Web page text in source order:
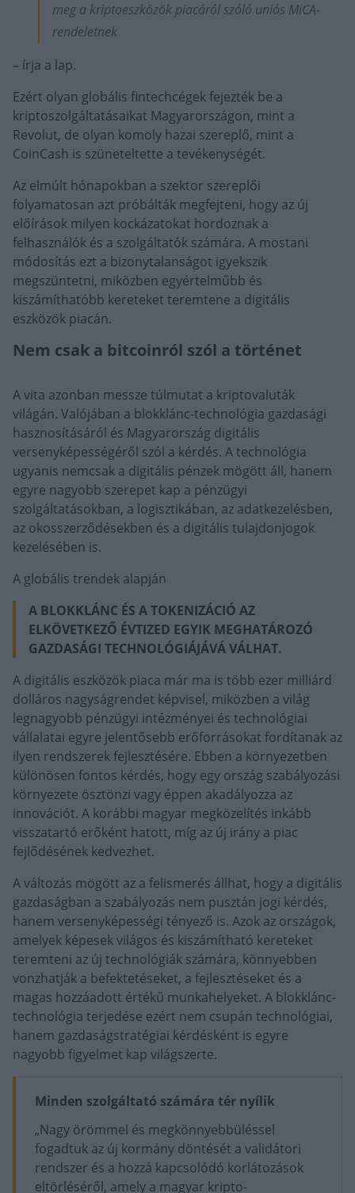
meg a kriptoeszközök piacáról szóló uniós MiCA-
rendeletnek
– írja a lap.
Ezért olyan globális fintechcégek fejezték be a
kriptoszolgáltatásaikat Magyarországon, mint a
Revolut, de olyan komoly hazai szereplő, mint a
CoinCash is szüneteltette a tevékenységét.
Az elmúlt hónapokban a szektor szereplői
folyamatosan azt próbálták megfejteni, hogy az új
előírások milyen kockázatokat hordoznak a
felhasználók és a szolgáltatók számára. A mostani
módosítás ezt a bizonytalanságot igyekszik
megszüntetni, miközben egyértelműbb és
kiszámíthatóbb kereteket teremtene a digitális
eszközök piacán.
Nem csak a bitcoinról szól a történet
A vita azonban messze túlmutat a kriptovaluták
világán. Valójában a blokklánc-technológia gazdasági
hasznosításáról és Magyarország digitális
versenyképességéről szól a kérdés. A technológia
ugyanis nemcsak a digitális pénzek mögött áll, hanem
egyre nagyobb szerepet kap a pénzügyi
szolgáltatásokban, a logisztikában, az adatkezelésben,
az okosszerződésekben és a digitális tulajdonjogok
kezelésében is.
A globális trendek alapján
A BLOKKLÁNC ÉS A TOKENIZÁCIÓ AZ
ELKÖVETKEZŐ ÉVTIZED EGYIK MEGHATÁROZÓ
GAZDASÁGI TECHNOLÓGIÁJÁVÁ VÁLHAT.
A digitális eszközök piaca már ma is több ezer milliárd
dolláros nagyságrendet képvisel, miközben a világ
legnagyobb pénzügyi intézményei és technológiai
vállalatai egyre jelentősebb erőforrásokat fordítanak az
ilyen rendszerek fejlesztésére. Ebben a környezetben
különösen fontos kérdés, hogy egy ország szabályozási
környezete ösztönzi vagy éppen akadályozza az
innovációt. A korábbi magyar megközelítés inkább
visszatartó erőként hatott, míg az új irány a piac
fejlődésének kedvezhet.
A változás mögött az a felismerés állhat, hogy a digitális
gazdaságban a szabályozás nem pusztán jogi kérdés,
hanem versenyképességi tényező is. Azok az országok,
amelyek képesek világos és kiszámítható kereteket
teremteni az új technológiák számára, könnyebben
vonzhatják a befektetéseket, a fejlesztéseket és a
magas hozzáadott értékű munkahelyeket. A blokklánc-
technológia terjedése ezért nem csupán technológiai,
hanem gazdaságstratégiai kérdésként is egyre
nagyobb figyelmet kap világszerte.
Minden szolgáltató számára tér nyílik
„Nagy örömmel és megkönnyebbüléssel
fogadtuk az új kormány döntését a validátori
rendszer és a hozzá kapcsolódó korlátozások
eltörléséről, amely a magyar kripto-